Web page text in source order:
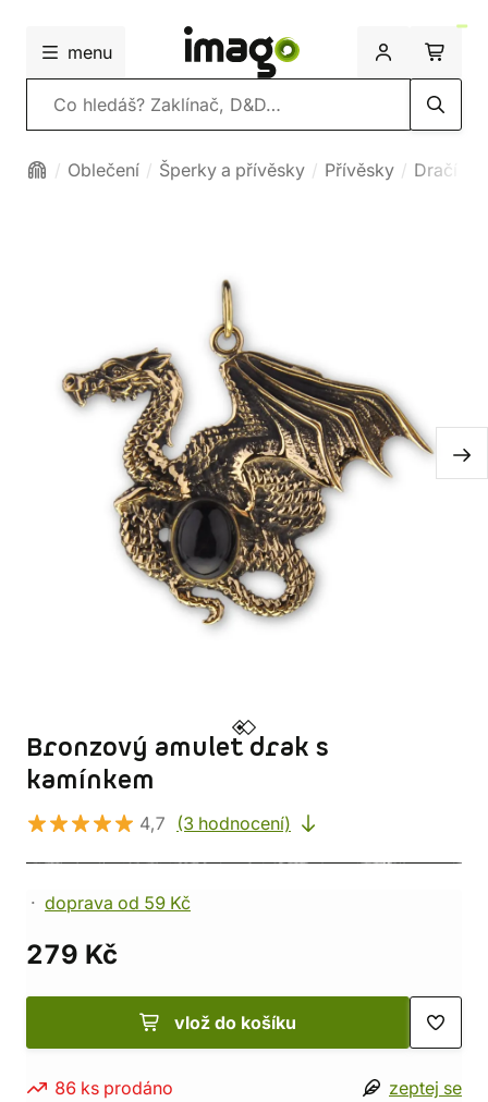
menu
Vyhledávání
Oblečení Šperky a přívěsky Přívěsky Dračí
Bronzový amulet drak s
kamínkem
4,7 (3 hodnocení)
doprava od 59 Kč
279 Kč
vlož do košíku
86 ks prodáno
zeptej se